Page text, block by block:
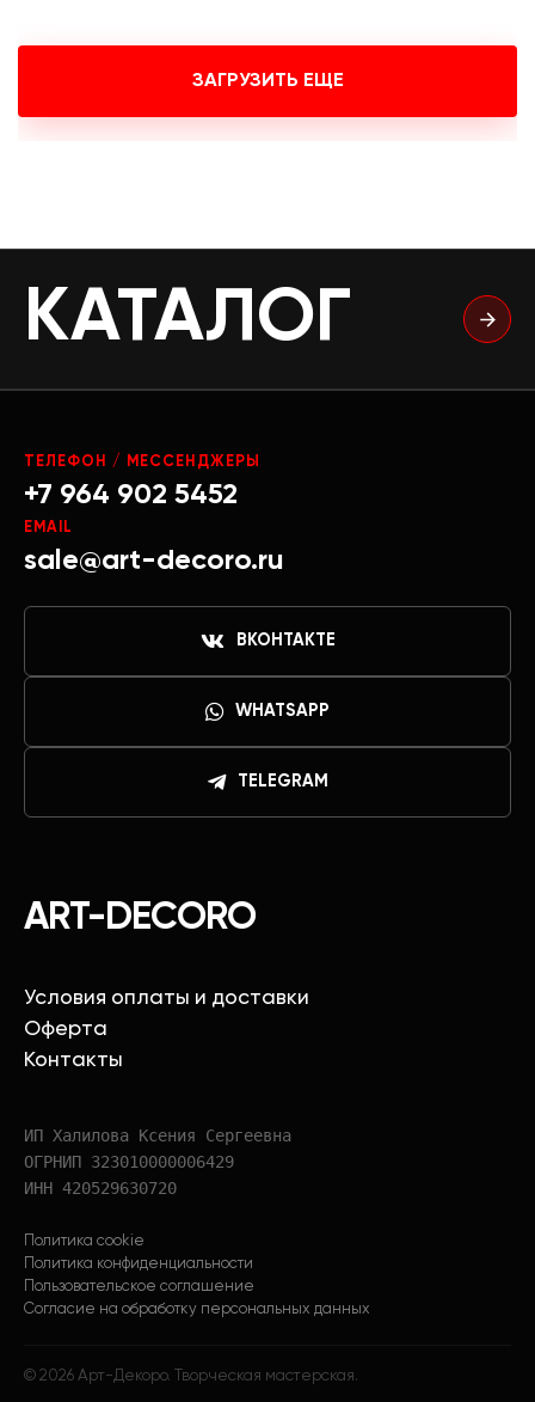
ЗАГРУЗИТЬ ЕЩЕ
КАТАЛОГ
ART-DECORO
Условия оплаты и доставки
Оферта
Контакты
ИП Халилова Ксения Сергеевна
ОГРНИП 323010000006429
ИНН 420529630720
Политика cookie
Политика конфиденциальности
Пользовательское соглашение
Согласие на обработку персональных данных
© 2026 Арт-Декоро. Творческая мастерская.
ТЕЛЕФОН / МЕССЕНДЖЕРЫ
+7 964 902 5452
EMAIL
sale@art-decoro.ru
ВКОНТАКТЕ
WHATSAPP
TELEGRAM